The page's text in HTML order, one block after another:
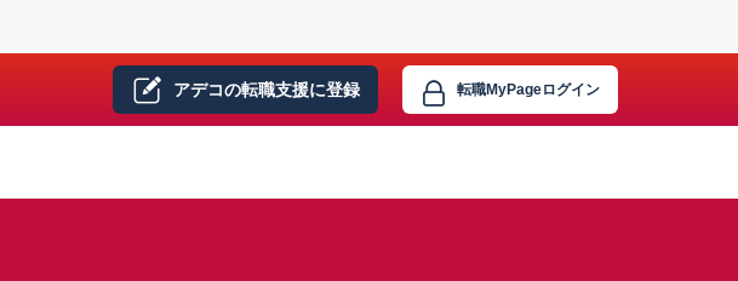
アデコの転職支援に登録 転職MyPageログイン